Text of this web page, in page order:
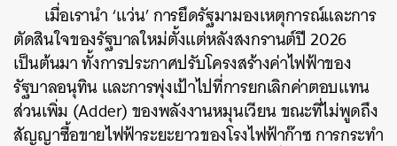
เมื่อเรานำ ‘แว่น’ การยึดรัฐมามองเหตุการณ์และการ
ตัดสินใจของรัฐบาลใหม่ตั้งแต่หลังสงกรานต์ปี 2026
เป็นต้นมา ทั้งการประกาศปรับโครงสร้างค่าไฟฟ้าของ
รัฐบาลอนุทิน และการพุ่งเป้าไปที่การยกเลิกค่าตอบแทน
ส่วนเพิ่ม (Adder) ของพลังงานหมุนเวียน ขณะที่ไม่พูดถึง
สัญญาซื้อขายไฟฟ้าระยะยาวของโรงไฟฟ้าก๊าซ การกระทำ